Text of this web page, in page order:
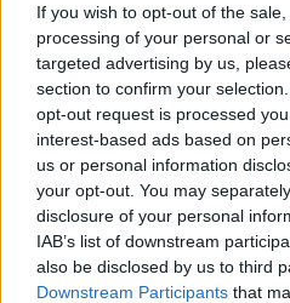
If you wish to opt-out of the
processing of your personal or
targeted advertising by us,
section to confirm your
opt-out request is processed
interest-based ads based on
us or personal information
your opt-out. You may
disclosure of your personal
IAB’s list of downstream
also be disclosed by us to third
Downstream Participants that
O treinador do Montalegre, Tony
o apoio do muito público
houve de tudo, golos e emoção.
Montalegre, com alma, com
fomos nós no banco através das
vitória aos meus rapazes, à massa
amigo meu que faleceu.”
Tony foi jogador na Roménia)